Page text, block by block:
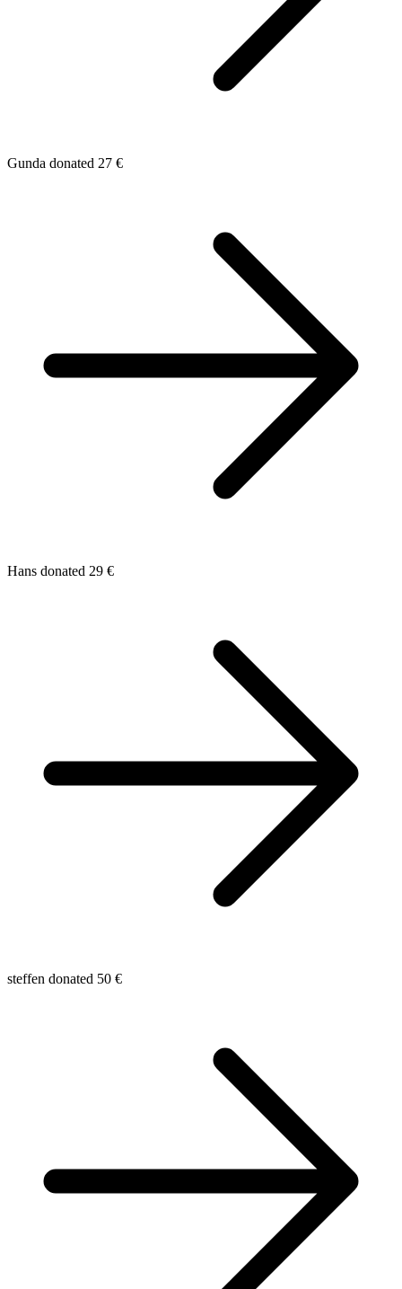
Gunda donated 27 €
Hans donated 29 €
steffen donated 50 €